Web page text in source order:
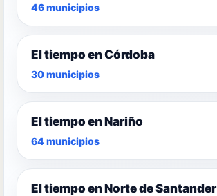
46 municipios
El tiempo en Córdoba
30 municipios
El tiempo en Nariño
64 municipios
El tiempo en Norte de Santander